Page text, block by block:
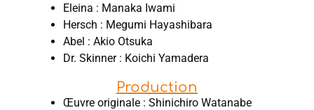
Eleina : Manaka Iwami
Hersch : Megumi Hayashibara
Abel : Akio Otsuka
Dr. Skinner : Koichi Yamadera
Production
Œuvre originale : Shinichiro Watanabe